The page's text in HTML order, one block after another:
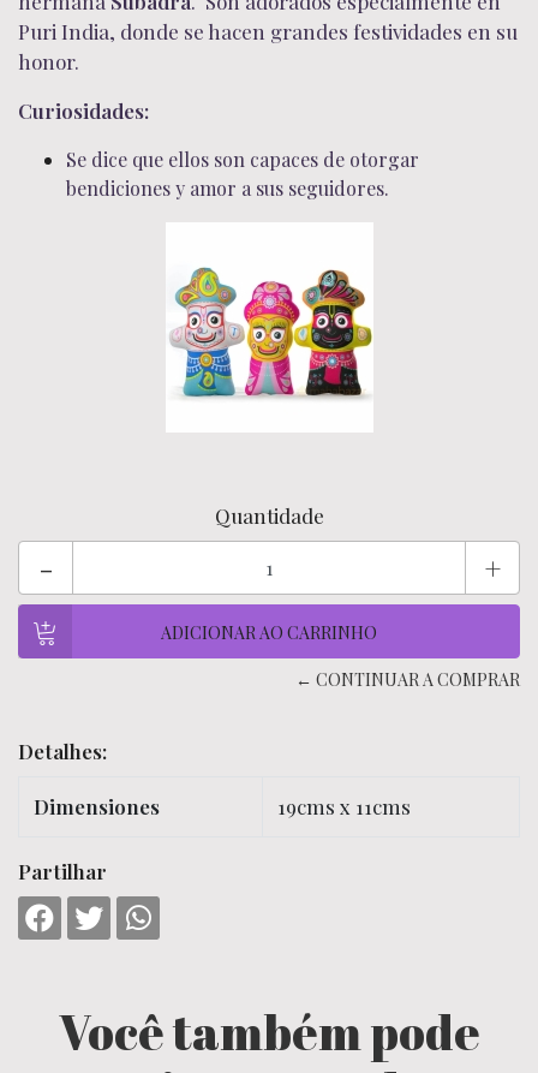
Puri India, donde se hacen grandes festividades en su
honor.
Curiosidades:
Se dice que ellos son capaces de otorgar
bendiciones y amor a sus seguidores.
Quantidade
- +
← CONTINUAR A COMPRAR
Detalhes:
Dimensiones 19cms x 11cms
Partilhar
Você também pode